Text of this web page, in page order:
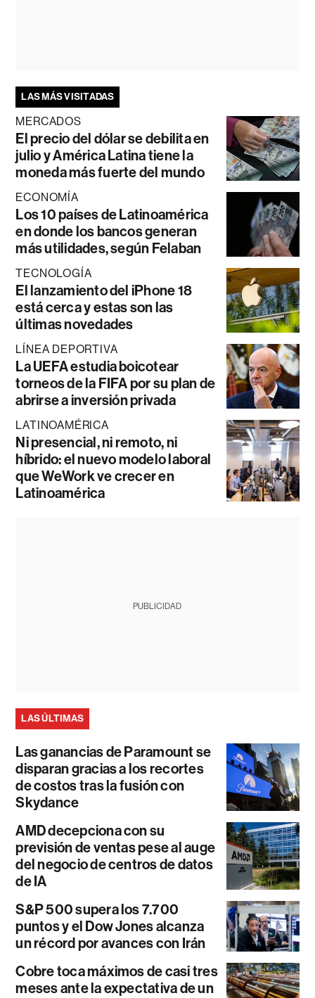
LAS MÁS VISITADAS
MERCADOS
El precio del dólar se debilita en
julio y América Latina tiene la
moneda más fuerte del mundo
ECONOMÍA
Los 10 países de Latinoamérica
en donde los bancos generan
más utilidades, según Felaban
TECNOLOGÍA
El lanzamiento del iPhone 18
está cerca y estas son las
últimas novedades
LÍNEA DEPORTIVA
La UEFA estudia boicotear
torneos de la FIFA por su plan de
abrirse a inversión privada
LATINOAMÉRICA
Ni presencial, ni remoto, ni
híbrido: el nuevo modelo laboral
que WeWork ve crecer en
Latinoamérica
PUBLICIDAD
LAS ÚLTIMAS
Las ganancias de Paramount se
disparan gracias a los recortes
de costos tras la fusión con
Skydance
AMD decepciona con su
previsión de ventas pese al auge
del negocio de centros de datos
de IA
S&P 500 supera los 7.700
puntos y el Dow Jones alcanza
un récord por avances con Irán
Cobre toca máximos de casi tres
meses ante la expectativa de un